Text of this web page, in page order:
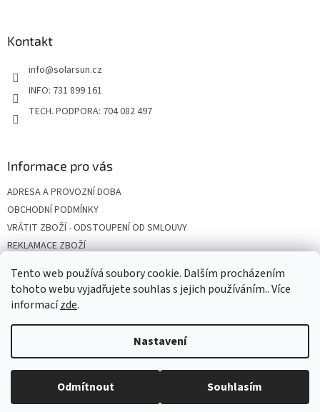
Tento web používá soubory cookie. Dalším procházením
tohoto webu vyjadřujete souhlas s jejich používáním.. Více
informacízde.
Nastavení
Odmítnout Souhlasím
Kontakt
info@solarsun.cz
INFO: 731 899 161
TECH. PODPORA: 704 082 497
Informace pro vás
ADRESA A PROVOZNÍ DOBA
OBCHODNÍ PODMÍNKY
VRÁTIT ZBOŽÍ - ODSTOUPENÍ OD SMLOUVY
REKLAMACE ZBOŽÍ
PODMÍNKY OCHRANY OSOBNÍCH ÚDAJŮ
Vytvořil Shoptet
Copyright 2026SOLARSUN . Všechna práva vyhrazena.